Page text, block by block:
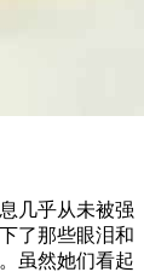
几乎从未被强
了那些眼泪和
虽然她们看起